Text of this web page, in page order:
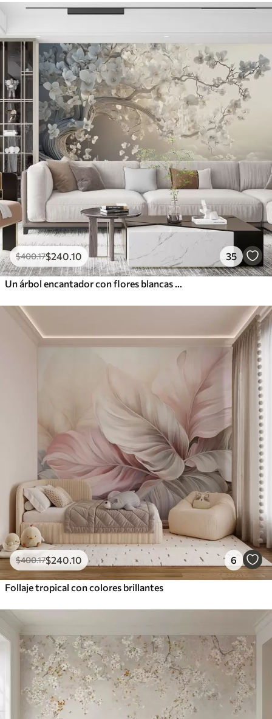
$400.17$240.10 35
Un árbol encantador con flores blancas contra el fondo de nubes en un estilo interesante en delicados colores cálidos
$400.17$240.10 6
Follaje tropical con colores brillantes